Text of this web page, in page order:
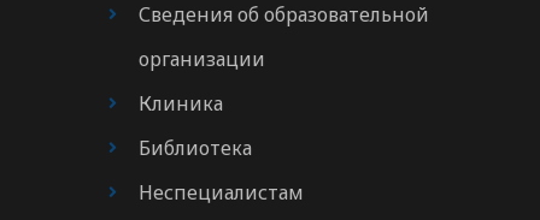
Сведения об образовательной
организации
Клиника
Библиотека
Неспециалистам